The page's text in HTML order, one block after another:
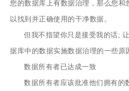
您的数据库上有数据治理，那么您和
以找到并正确使用的干净数据。
但我不指望你只是接受我的话;
据库中的数据实施数据治理的一些原
数据所有者已达成一致
数据所有者应该批准他们拥有的